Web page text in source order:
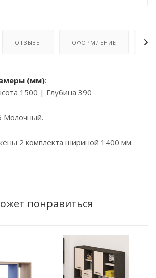
ОТЗЫВЫ ОФОРМЛЕНИЕ
(мм):
1500 | Глубина 390
Молочный.
2 комплекта шириной 1400 мм.
понравиться